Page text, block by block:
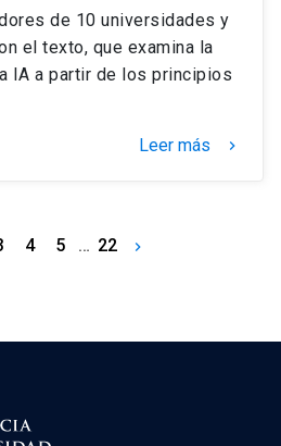
de 10 universidades y
el texto, que examina la
IA a partir de los principios
Leer más keyboard_arrow_right
4 5 … 22 keyboard_arrow_right